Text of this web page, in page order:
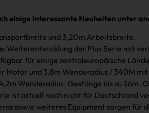
einige Interessante Neuheiten unter
und 3,20m Arbeitsbreite.
Weiterentwicklung der Plus Serie mit
für einige zentraleuropäische
Motor und 3,8m Wenderadius / 340M
Wenderadius. Gestänge bis zu 36m.
ist aktuell noch nicht für Deutschland
sowie weiteres Equipment sorgen